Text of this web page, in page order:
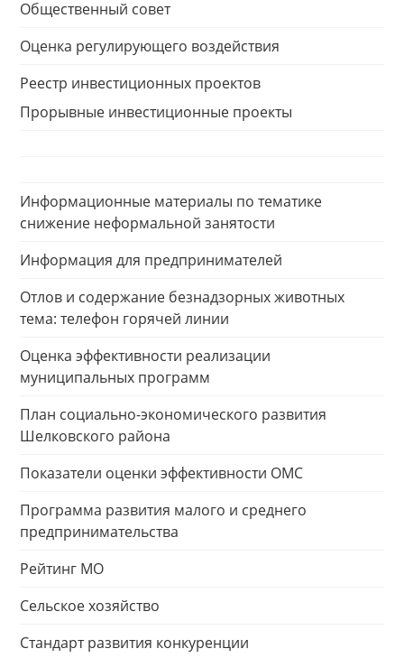
Общественный совет
Оценка регулирующего воздействия
Реестр инвестиционных проектов
Прорывные инвестиционные проекты
Информационные материалы по тематике
снижение неформальной занятости
Информация для предпринимателей
Отлов и содержание безнадзорных животных
тема: телефон горячей линии
Оценка эффективности реализации
муниципальных программ
План социально-экономического развития
Шелковского района
Показатели оценки эффективности ОМС
Программа развития малого и среднего
предпринимательства
Рейтинг МО
Сельское хозяйство
Стандарт развития конкуренции